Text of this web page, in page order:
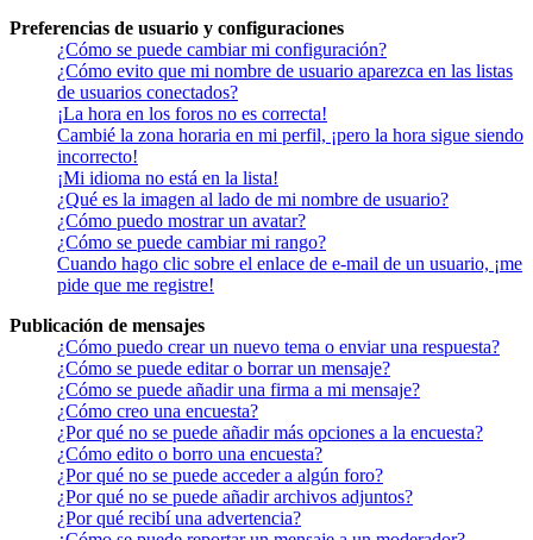
Preferencias de usuario y configuraciones
¿Cómo se puede cambiar mi configuración?
¿Cómo evito que mi nombre de usuario aparezca en las listas
de usuarios conectados?
¡La hora en los foros no es correcta!
Cambié la zona horaria en mi perfil, ¡pero la hora sigue siendo
incorrecto!
¡Mi idioma no está en la lista!
¿Qué es la imagen al lado de mi nombre de usuario?
¿Cómo puedo mostrar un avatar?
¿Cómo se puede cambiar mi rango?
Cuando hago clic sobre el enlace de e-mail de un usuario, ¡me
pide que me registre!
Publicación de mensajes
¿Cómo puedo crear un nuevo tema o enviar una respuesta?
¿Cómo se puede editar o borrar un mensaje?
¿Cómo se puede añadir una firma a mi mensaje?
¿Cómo creo una encuesta?
¿Por qué no se puede añadir más opciones a la encuesta?
¿Cómo edito o borro una encuesta?
¿Por qué no se puede acceder a algún foro?
¿Por qué no se puede añadir archivos adjuntos?
¿Por qué recibí una advertencia?